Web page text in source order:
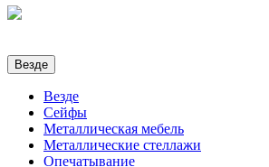
Везде
Везде
Сейфы
Металлическая мебель
Металлические стеллажи
Опечатывание